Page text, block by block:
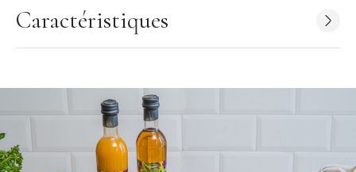
Idéal sur de la viande rouge ou du poisson
Poivre noir Kampot IGP (Cambodge)
Poids net : 52 g
Poivre Noir Kampot IGP existe également en 170 g
Caractéristiques